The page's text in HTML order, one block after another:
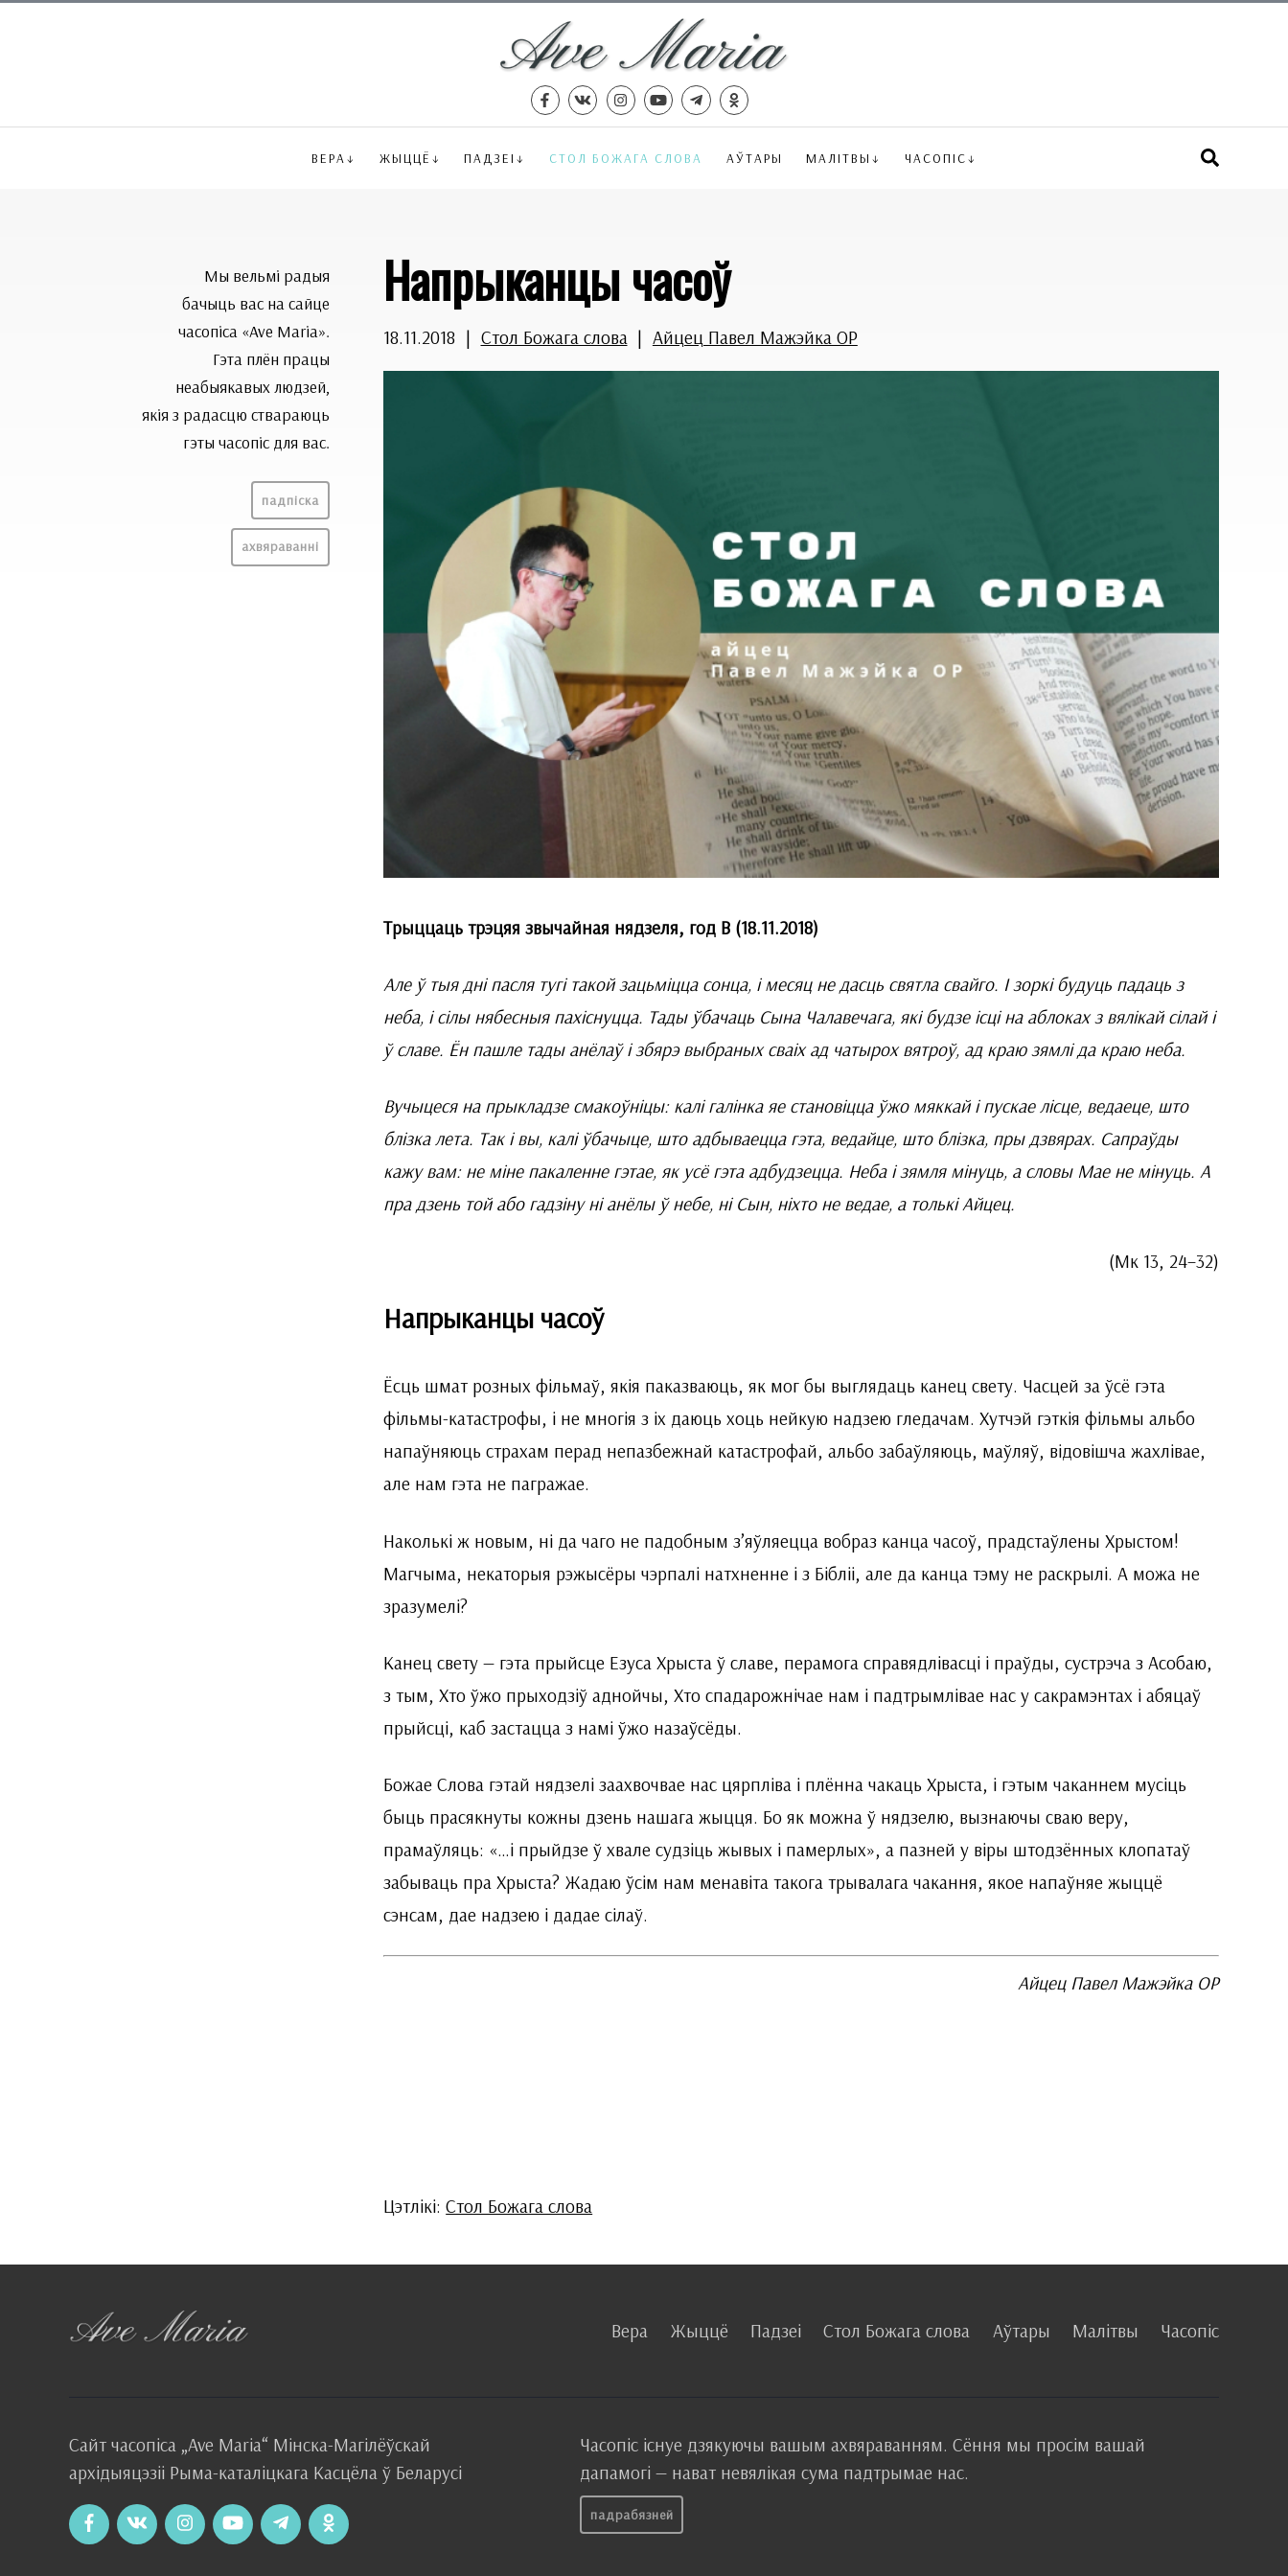
ВЕРА ЖЫЦЦЁ ПАДЗЕІ СТОЛ БОЖАГА СЛОВА АЎТАРЫ МАЛІТВЫ ЧАСОПІС
Напрыканцы часоў
18.11.2018 | Стол Божага слова | Айцец Павел Мажэйка OP
Трыццаць трэцяя звычайная нядзеля, год В (18.11.2018)
Але ў тыя дні пасля тугі такой зацьміцца сонца, і месяц не дасць святла свайго. І зоркі будуць падаць з
неба, і сілы нябесныя пахіснуцца. Тады ўбачаць Сына Чалавечага, які будзе ісці на аблоках з вялікай сілай і
ў славе. Ён пашле тады анёлаў і збярэ выбраных сваіх ад чатырох вятроў, ад краю зямлі да краю неба.
Вучыцеся на прыкладзе смакоўніцы: калі галінка яе становіцца ўжо мяккай і пускае лісце, ведаеце, што
блізка лета. Так і вы, калі ўбачыце, што адбываецца гэта, ведайце, што блізка, пры дзвярах. Сапраўды
кажу вам: не міне пакаленне гэтае, як усё гэта адбудзецца. Неба і зямля мінуць, а словы Мае не мінуць. А
пра дзень той або гадзіну ні анёлы ў небе, ні Сын, ніхто не ведае, а толькі Айцец.
(Мк 13, 24–32)
Напрыканцы часоў
Ёсць шмат розных фільмаў, якія паказваюць, як мог бы выглядаць канец свету. Часцей за ўсё гэта
фільмы-катастрофы, і не многія з іх даюць хоць нейкую надзею гледачам. Хутчэй гэткія фільмы альбо
напаўняюць страхам перад непазбежнай катастрофай, альбо забаўляюць, маўляў, відовішча жахлівае,
але нам гэта не пагражае.
Наколькі ж новым, ні да чаго не падобным з’яўляецца вобраз канца часоў, прадстаўлены Хрыстом!
Магчыма, некаторыя рэжысёры чэрпалі натхненне і з Бібліі, але да канца тэму не раскрылі. А можа не
зразумелі?
Канец свету — гэта прыйсце Езуса Хрыста ў славе, перамога справядлівасці і праўды, сустрэча з Асобаю,
з тым, Хто ўжо прыходзіў аднойчы, Хто спадарожнічае нам і падтрымлівае нас у сакрамэнтах і абяцаў
прыйсці, каб застацца з намі ўжо назаўсёды.
Божае Слова гэтай нядзелі заахвочвае нас цярпліва і плённа чакаць Хрыста, і гэтым чаканнем мусіць
быць прасякнуты кожны дзень нашага жыцця. Бо як можна ў нядзелю, вызнаючы сваю веру,
прамаўляць: «…і прыйдзе ў хвале судзіць жывых і памерлых», а пазней у віры штодзённых клопатаў
забываць пра Хрыста? Жадаю ўсім нам менавіта такога трывалага чакання, якое напаўняе жыццё
сэнсам, дае надзею і дадае сілаў.
Айцец Павел Мажэйка OP
Цэтлікі:Стол Божага слова
Мы вельмі радыя
бачыць вас на сайце
часопіса «Ave Maria».
Гэта плён працы
неабыякавых людзей,
якія з радасцю ствараюць
гэты часопіс для вас.
падпіска
ахвяраванні
Вера Жыццё Падзеі Стол Божага слова Аўтары Малітвы Часопіс
Сайт часопіса „Ave Maria“ Мінска-Магілёўскай
архідыяцэзіі Рыма-каталіцкага Касцёла ў Беларусі
Часопіс існуе дзякуючы вашым ахвяраванням. Сёння мы просім вашай
дапамогі — нават невялікая сума падтрымае нас.
падрабязней